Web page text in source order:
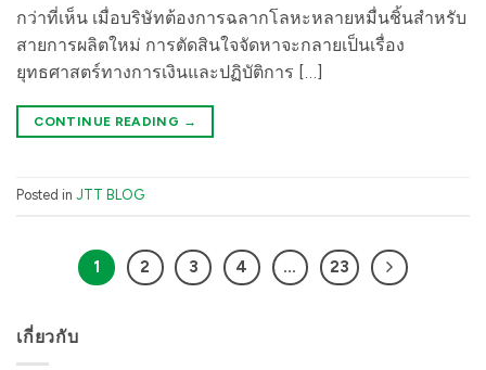
กว่าที่เห็น เมื่อบริษัทต้องการฉลากโลหะหลายหมื่นชิ้นสำหรับ
สายการผลิตใหม่ การตัดสินใจจัดหาจะกลายเป็นเรื่อง
ยุทธศาสตร์ทางการเงินและปฏิบัติการ […]
CONTINUE READING →
Posted in JTT BLOG
1 2 3 4 … 23
เกี่ยวกับ